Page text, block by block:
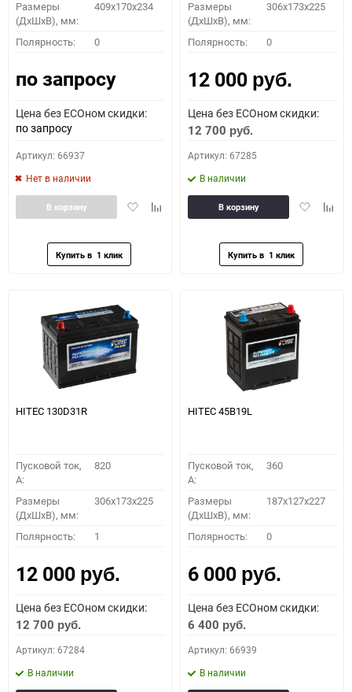
Размеры
(ДхШхВ), мм:
409x170x234
Полярность: 0
по запросу
Цена без ECOном скидки:
по запросу
Артикул: 66937
Нет в наличии
ДобавитьДобавить
В корзину
Размеры
(ДхШхВ), мм:
306x173x225
Полярность: 0
12 000 руб.
Цена без ECOном скидки:
12 700 руб.
Артикул: 67285
В наличии
Добавить
В корзину
HITEC 130D31R
Пусковой ток,
A:
820
Размеры
(ДхШхВ), мм:
306x173x225
Полярность: 1
12 000 руб.
Цена без ECOном скидки:
12 700 руб.
Артикул: 67284
В наличии
HITEC 45B19L
Пусковой ток,
A:
360
Размеры
(ДхШхВ), мм:
187x127x227
Полярность: 0
6 000 руб.
Цена без ECOном скидки:
6 400 руб.
Артикул: 66939
В наличии